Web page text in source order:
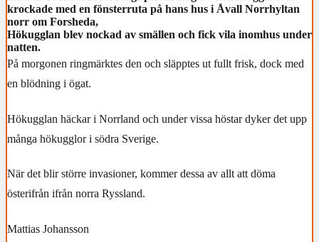
krockade med en fönsterruta på hans hus i Åvall Norrhyltan
norr om Forsheda,
Hökugglan blev nockad av smällen och fick vila inomhus under
natten.
På morgonen ringmärktes den och släpptes ut fullt frisk, dock med
en blödning i ögat.
Hökugglan häckar i Norrland och under vissa höstar dyker det upp
många hökugglor i södra Sverige.
När det blir större invasioner, kommer dessa av allt att döma
österifrån ifrån norra Ryssland.
Mattias Johansson